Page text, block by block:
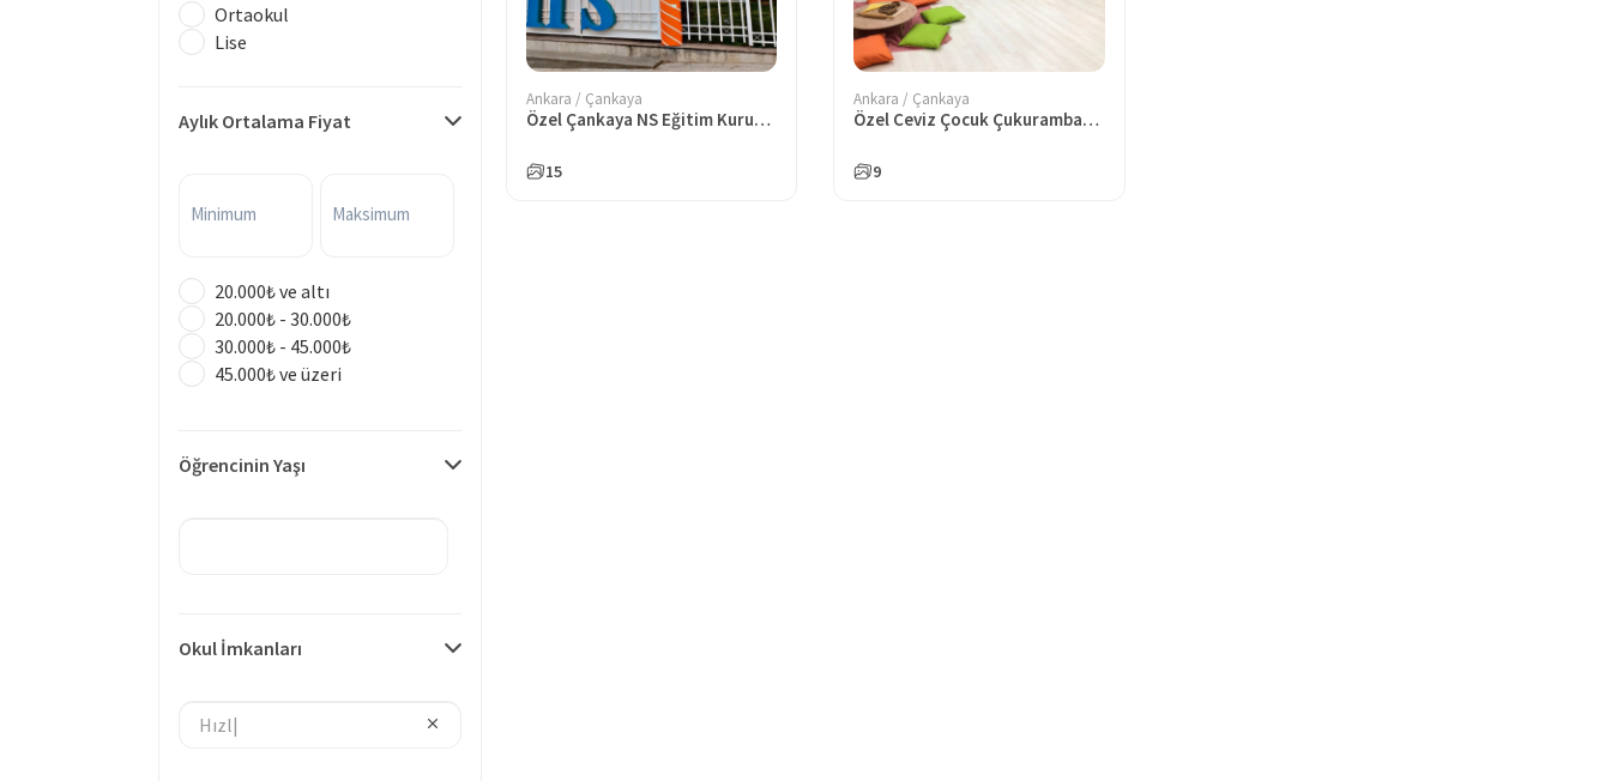
Ortaokul
Lise
Aylık Ortalama Fiyat
Minimum Maksimum
20.000₺ ve altı
20.000₺ - 30.000₺
30.000₺ - 45.000₺
45.000₺ ve üzeri
Öğrencinin Yaşı
Okul İmkanları
Ankara / Çankaya
Özel Çankaya NS Eğitim Kurumları Anaokulu
15
Ankara / Çankaya
Özel Ceviz Çocuk Çukurambar Gündüz Bakımevi
9